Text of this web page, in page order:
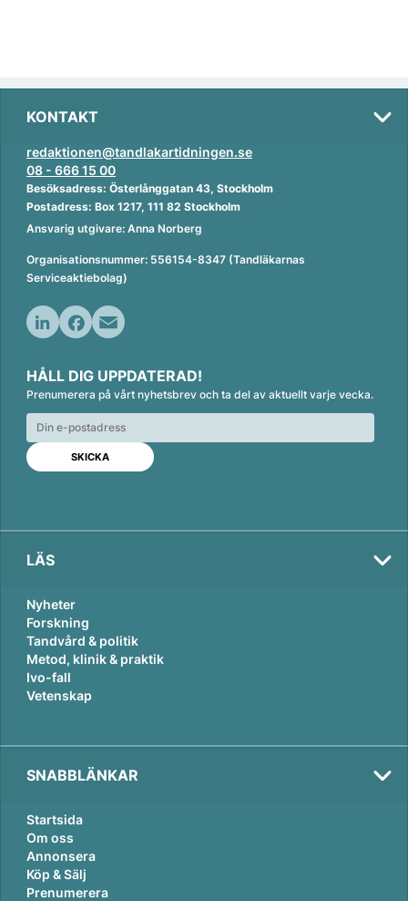
KONTAKT
redaktionen@tandlakartidningen.se
08 - 666 15 00
Besöksadress: Österlånggatan 43, Stockholm
Postadress: Box 1217, 111 82 Stockholm
Ansvarig utgivare: Anna Norberg
Organisationsnummer: 556154-8347 (Tandläkarnas
Serviceaktiebolag)
n
k
e
d
n
c
e
b
o
o
k
a
i
l
HÅLL DIG UPPDATERAD!
Prenumerera på vårt nyhetsbrev och ta del av aktuellt varje vecka.
LÄS
Nyheter
Forskning
Tandvård & politik
Metod, klinik & praktik
Ivo-fall
Vetenskap
SNABBLÄNKAR
Startsida
Om oss
Annonsera
Köp & Sälj
Prenumerera